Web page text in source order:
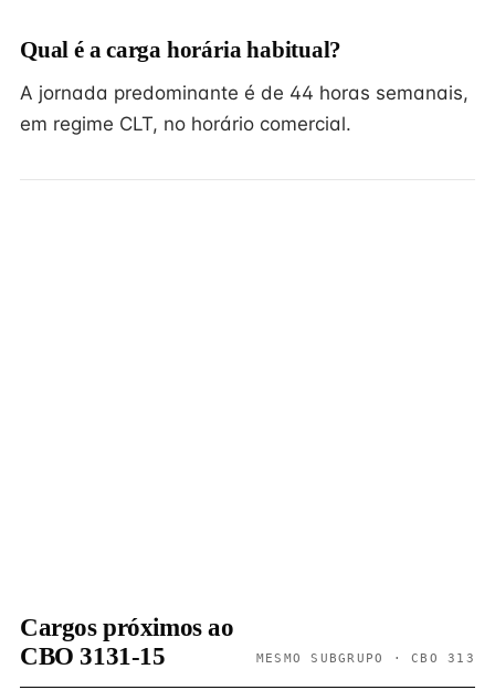
Qual é a carga horária habitual?
A jornada predominante é de 44 horas semanais,
em regime CLT, no horário comercial.
Cargos próximos ao
CBO 3131-15
MESMO SUBGRUPO · CBO 313